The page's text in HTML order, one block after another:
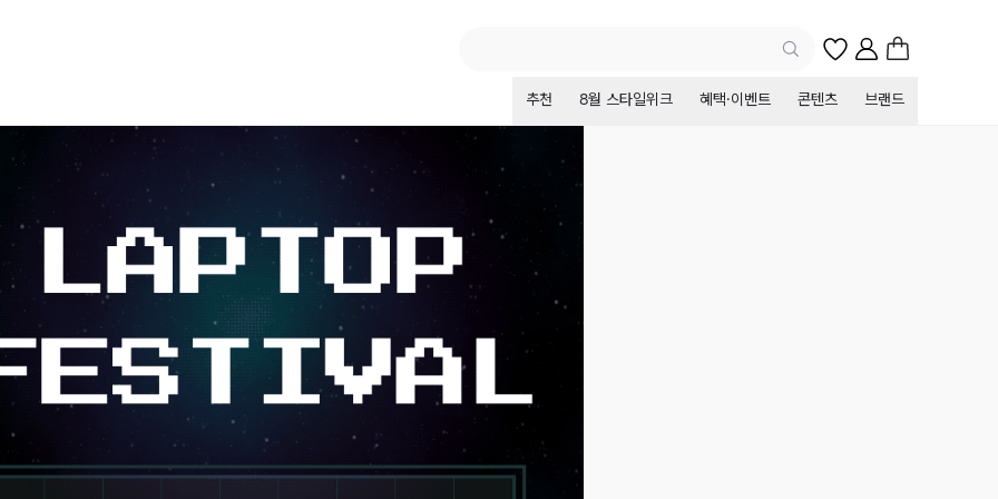
추천 8월 스타일위크 혜택·이벤트 콘텐츠 브랜드